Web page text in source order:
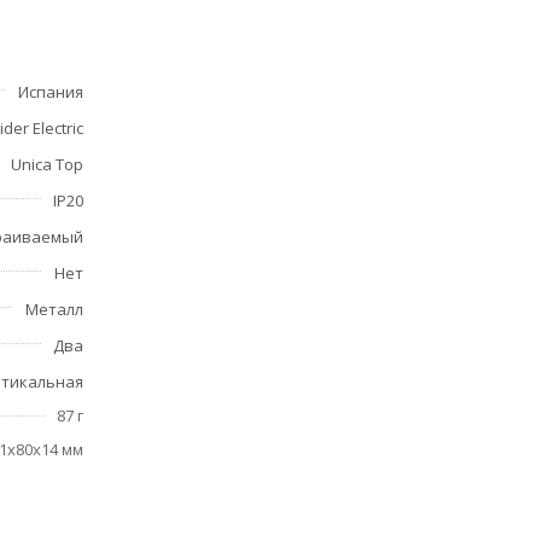
Испания
Electric
Unica Top
IP20
Нет
Металл
Два
87 г
мм